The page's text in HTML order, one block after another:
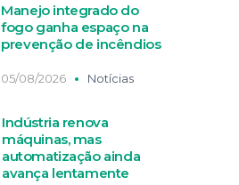
Manejo integrado do
fogo ganha espaço na
prevenção de incêndios
05/08/2026 Notícias
Indústria renova
máquinas, mas
automatização ainda
avança lentamente